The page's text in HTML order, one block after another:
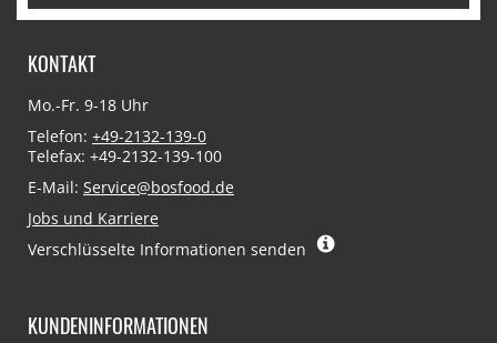
KONTAKT
Mo.-Fr. 9-18 Uhr
Telefon: +49-2132-139-0
Telefax: +49-2132-139-100
E-Mail: Service@bosfood.de
Jobs und Karriere
Verschlüsselte Informationen senden
KUNDENINFORMATIONEN